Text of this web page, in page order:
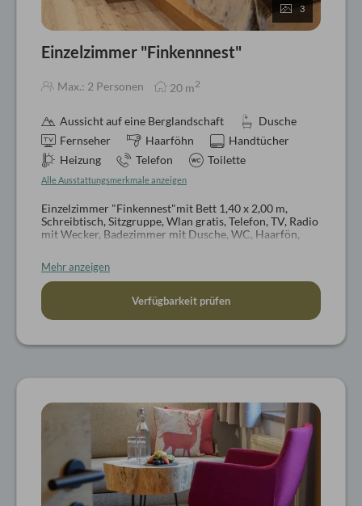
3
Einzelzimmer "Finkennnest"
Max.: 2 Personen 20 m2
Aussicht auf eine Berglandschaft
Dusche
Fernseher
Haarföhn
Handtücher
Heizung
Telefon Toilette
Alle Ausstattungsmerkmale anzeigen
Einzelzimmer "Finkennest"mit Bett 1,40 x 2,00 m,
Schreibtisch, Sitzgruppe, Wlan gratis, Telefon, TV, Radio
mit Wecker, Badezimmer mit Dusche, WC, Haarfön,
Badeschlappen, ca. 20 qm
Hunde nicht erlaubt
Mehr anzeigen
Verfügbarkeit prüfen